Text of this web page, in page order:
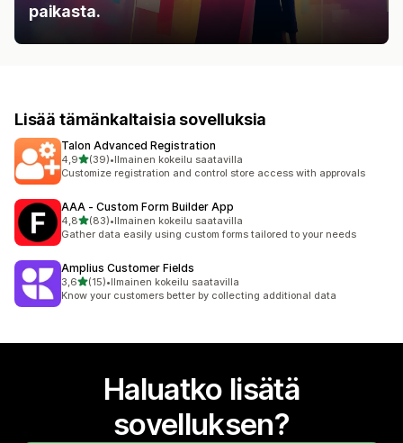
paikasta.
Lisää tämänkaltaisia sovelluksia
Talon Advanced Registration
4,9/ 5 tähteä
(39)
39 arvostelua yhteensä
•Ilmainen kokeilu saatavilla
Customize registration and control store access with approvals
AAA ‑ Custom Form Builder App
4,8/ 5 tähteä
(83)
83 arvostelua yhteensä
•Ilmainen kokeilu saatavilla
Gather data easily using custom forms tailored to your needs
Amplius Customer Fields
3,6/ 5 tähteä
(15)
15 arvostelua yhteensä
•Ilmainen kokeilu saatavilla
Know your customers better by collecting additional data
Haluatko lisätä
sovelluksen?